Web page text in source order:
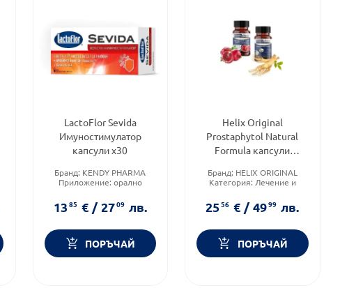
LactoFlor Sevida
Имуностимулатор
капсули х30
Бранд: KENDY PHARMA
Приложение: орално
1385 € / 2709 лв.
ПОРЪЧАЙ
Helix Original
Prostaphytol Natural
Formula капсули
Plus капсули х30
Бранд: HELIX ORIGINAL
Категория: Лечение и
Форма на продукта:
2556 € / 4999 лв.
ПОРЪЧАЙ